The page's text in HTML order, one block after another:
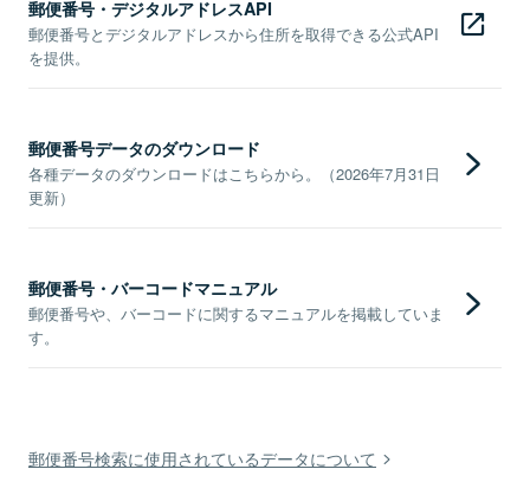
郵便番号・デジタルアドレスAPI
郵便番号とデジタルアドレスから住所を取得できる公式API
を提供。
郵便番号データのダウンロード
各種データのダウンロードはこちらから。（2026年7月31日
更新）
郵便番号・バーコードマニュアル
郵便番号や、バーコードに関するマニュアルを掲載していま
す。
郵便番号検索に使用されているデータについて